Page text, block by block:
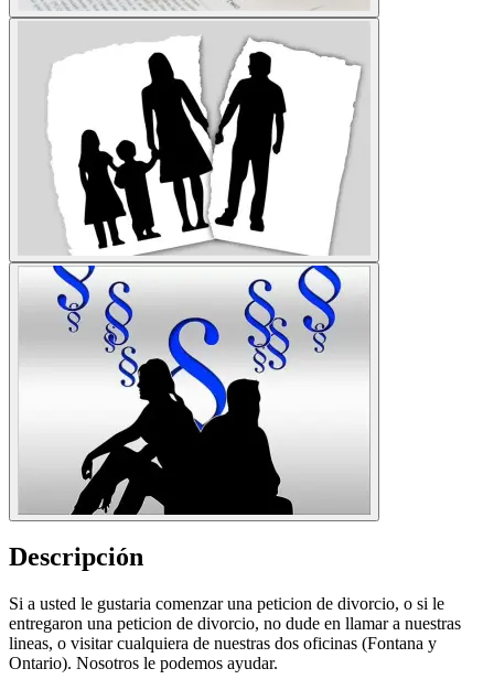
Descripción
Si a usted le gustaria comenzar una peticion de divorcio, o si le
entregaron una peticion de divorcio, no dude en llamar a nuestras
lineas, o visitar cualquiera de nuestras dos oficinas (Fontana y
Ontario). Nosotros le podemos ayudar.